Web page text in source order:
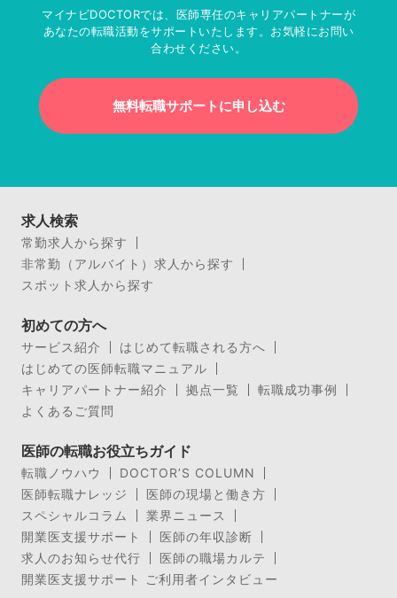
マイナビDOCTORでは、医師専任のキャリアパートナーが
あなたの転職活動をサポートいたします。お気軽にお問い
合わせください。
無料転職サポートに申し込む
求人検索
常勤求人から探す
非常勤（アルバイト）求人から探す
スポット求人から探す
初めての方へ
サービス紹介
はじめて転職される方へ
はじめての医師転職マニュアル
キャリアパートナー紹介
拠点一覧
転職成功事例
よくあるご質問
医師の転職お役立ちガイド
転職ノウハウ
DOCTOR’S COLUMN
医師転職ナレッジ
医師の現場と働き方
スペシャルコラム
業界ニュース
開業医支援サポート
医師の年収診断
求人のお知らせ代行
医師の職場カルテ
開業医支援サポート ご利用者インタビュー